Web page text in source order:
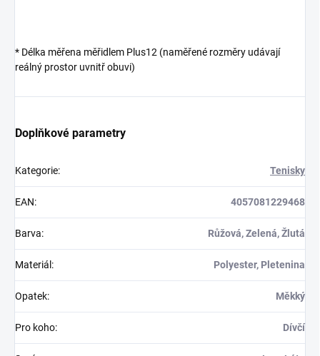
* Délka měřena měřidlem Plus12 (naměřené rozměry udávají
reálný prostor uvnitř obuvi)
Doplňkové parametry
Kategorie: Tenisky
EAN: 4057081229468
Barva: Růžová, Zelená, Žlutá
Materiál : Polyester, Pletenina
Opatek: Měkký
Pro koho: Dívčí